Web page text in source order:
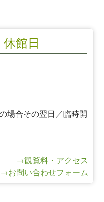
館日
場合その翌日／臨時開
→観覧料・アクセス
→お問い合わせフォーム